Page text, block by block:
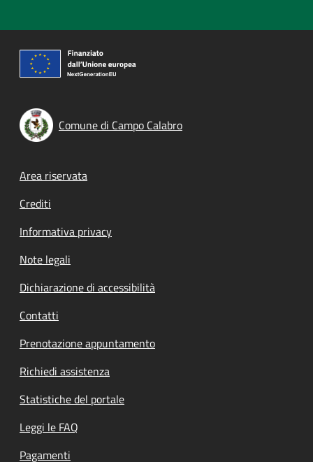
Comune di Campo Calabro
Footer menu
Area riservata
Crediti
Informativa privacy
Note legali
Dichiarazione di accessibilità
Contatti
Prenotazione appuntamento
Richiedi assistenza
Statistiche del portale
Leggi le FAQ
Pagamenti